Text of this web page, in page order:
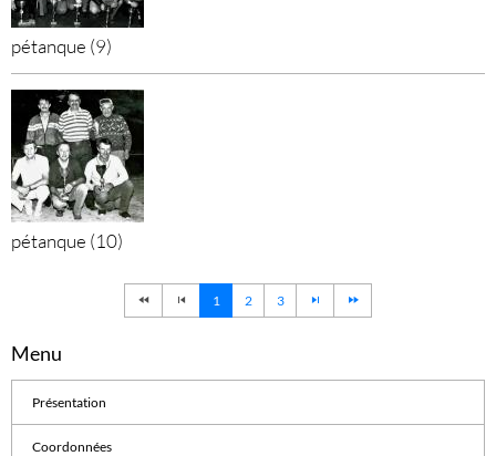
pétanque (9)
pétanque (10)
1 2 3
Menu
Présentation
Coordonnées